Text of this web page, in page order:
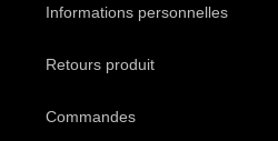
Informations personnelles
Retours produit
Commandes